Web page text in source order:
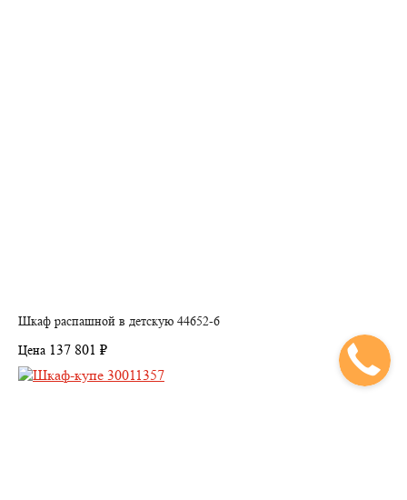
Шкаф распашной в детскую 44652-6
Цена 137 801 ₽